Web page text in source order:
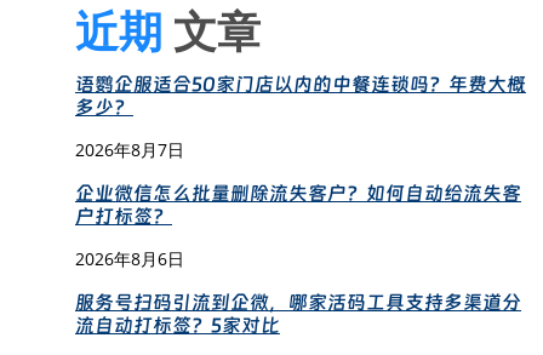
近期 文章
语鹦企服适合50家门店以内的中餐连锁吗？年费大概
多少？
2026年8月7日
企业微信怎么批量删除流失客户？如何自动给流失客
户打标签？
2026年8月6日
服务号扫码引流到企微，哪家活码工具支持多渠道分
流自动打标签？5家对比